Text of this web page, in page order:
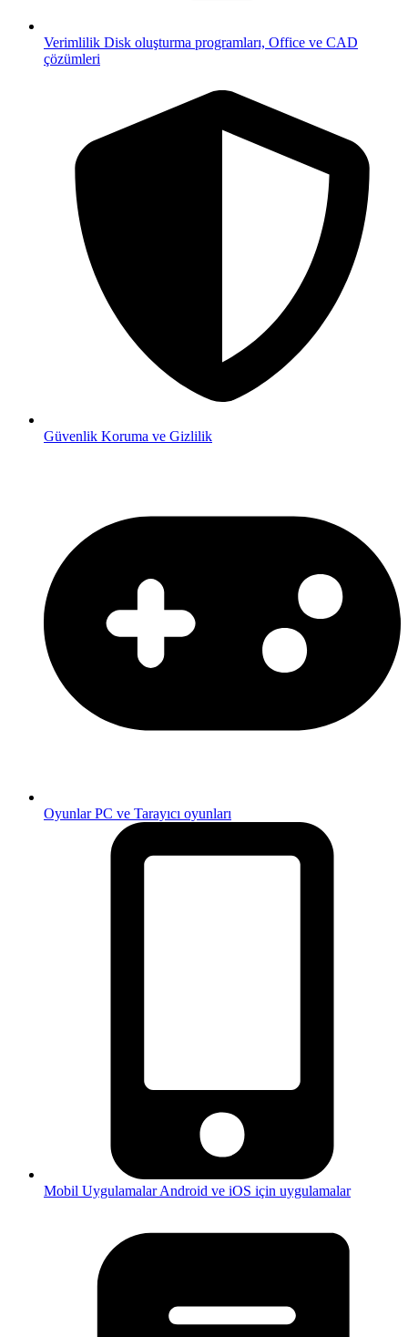
Verimlilik Disk oluşturma programları, Office ve CAD
çözümleri
Güvenlik Koruma ve Gizlilik
OyunlarPC ve Tarayıcı oyunları
Mobil UygulamalarAndroid ve iOS için uygulamalar